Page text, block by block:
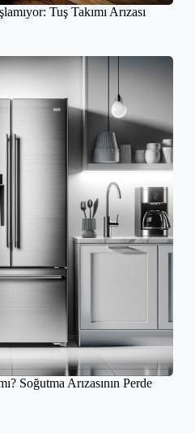
Tuş Takımı Arızası
Soğutma Arızasının Perde